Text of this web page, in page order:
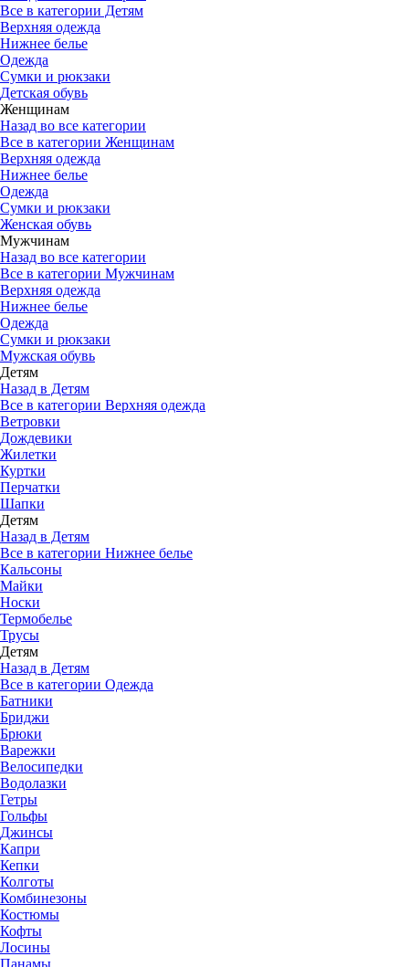
Все в категории Детям
Верхняя одежда
Нижнее белье
Одежда
Сумки и рюкзаки
Детская обувь
Женщинам
Назад во все категории
Все в категории Женщинам
Верхняя одежда
Нижнее белье
Одежда
Сумки и рюкзаки
Женская обувь
Мужчинам
Назад во все категории
Все в категории Мужчинам
Верхняя одежда
Нижнее белье
Одежда
Сумки и рюкзаки
Мужская обувь
Детям
Назад в Детям
Все в категории Верхняя одежда
Ветровки
Дождевики
Жилетки
Куртки
Перчатки
Шапки
Детям
Назад в Детям
Все в категории Нижнее белье
Кальсоны
Майки
Носки
Термобелье
Трусы
Детям
Назад в Детям
Все в категории Одежда
Батники
Бриджи
Брюки
Варежки
Велосипедки
Водолазки
Гетры
Гольфы
Джинсы
Капри
Кепки
Колготы
Комбинезоны
Костюмы
Кофты
Лосины
Панамы